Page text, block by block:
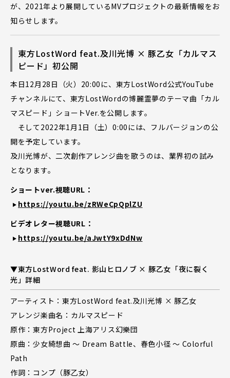
が、2021年より展開しているMVプロジェクトの最新情報をお
知らせします。
東方LostWord feat.及川光博 × 豚乙女「カルマス
ピード」初公開
本日12月28日（火）20:00に、東方LostWord公式YouTube
チャンネルにて、東方LostWordの博麗霊夢のテーマ曲「カル
マスピード」ショートVer.を公開します。
そして2022年1月1日（土）0:00には、フルバージョンの公
開を予定しています。
及川光博が、二次創作アレンジ曲を歌うのは、業界初の試み
となります。
ショートver.視聴URL：
https://youtu.be/zRWeCpQplZU
ビデオレター視聴URL：
https://youtu.be/aJwtY9xDdNw
▼東方LostWord feat. 影山ヒロノブ × 豚乙女「夜に裂く
光」詳細
アーティスト：東方LostWord feat.及川光博 × 豚乙女
アレンジ楽曲名：カルマスピード
原作：東方Project 上海アリス幻樂団
原曲：少女綺想曲 ～ Dream Battle、春色小径 ～ Colorful
Path
作詞：コンプ（豚乙女）